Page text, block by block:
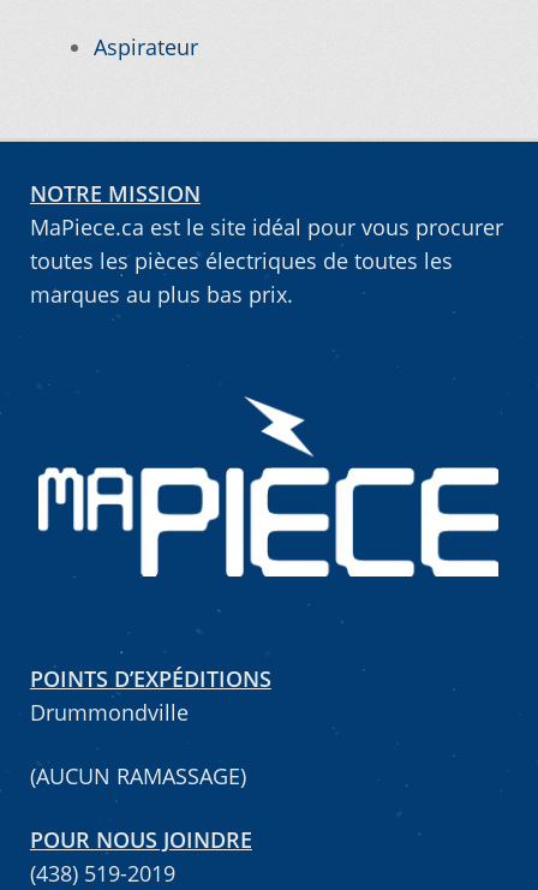
Mettez cette page dans vos favoris!
Aspirateur
NOTRE MISSION
MaPiece.ca est le site idéal pour vous procurer
toutes les pièces électriques de toutes les
marques au plus bas prix.
POINTS D’EXPÉDITIONS
Drummondville
(AUCUN RAMASSAGE)
POUR NOUS JOINDRE
(438) 519-2019